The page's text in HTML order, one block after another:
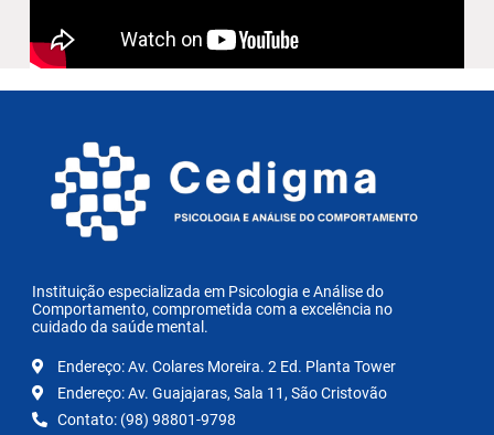
Instituição especializada em Psicologia e Análise do
Comportamento, comprometida com a excelência no
cuidado da saúde mental.
Endereço: Av. Colares Moreira. 2 Ed. Planta Tower
Endereço: Av. Guajajaras, Sala 11, São Cristovão
Contato: (98) 98801-9798